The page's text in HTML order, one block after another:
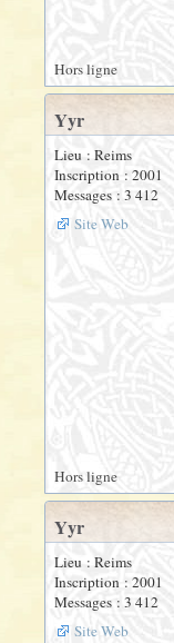
Hors ligne
Yyr
Lieu : Reims
Inscription : 2001
Messages : 3 412
Site Web
Hors ligne
Yyr
Lieu : Reims
Inscription : 2001
Messages : 3 412
Site Web